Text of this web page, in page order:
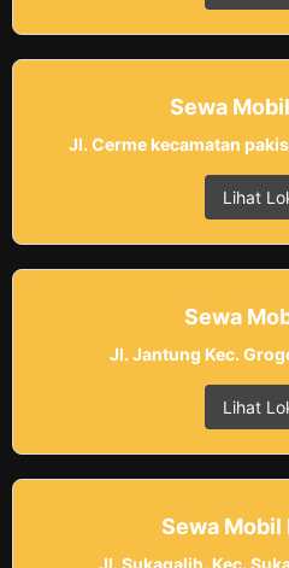
Sewa
Jl. Cerme kecamatan
Lihat
Sewa
Jl. Jantung Kec.
Lihat
Sewa Mobil